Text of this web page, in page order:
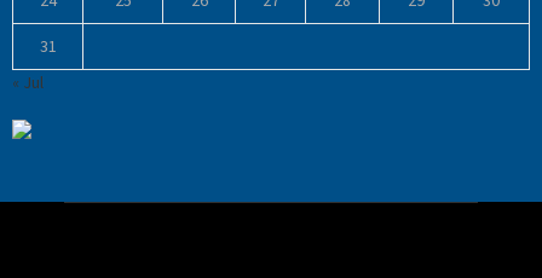
31
« Jul